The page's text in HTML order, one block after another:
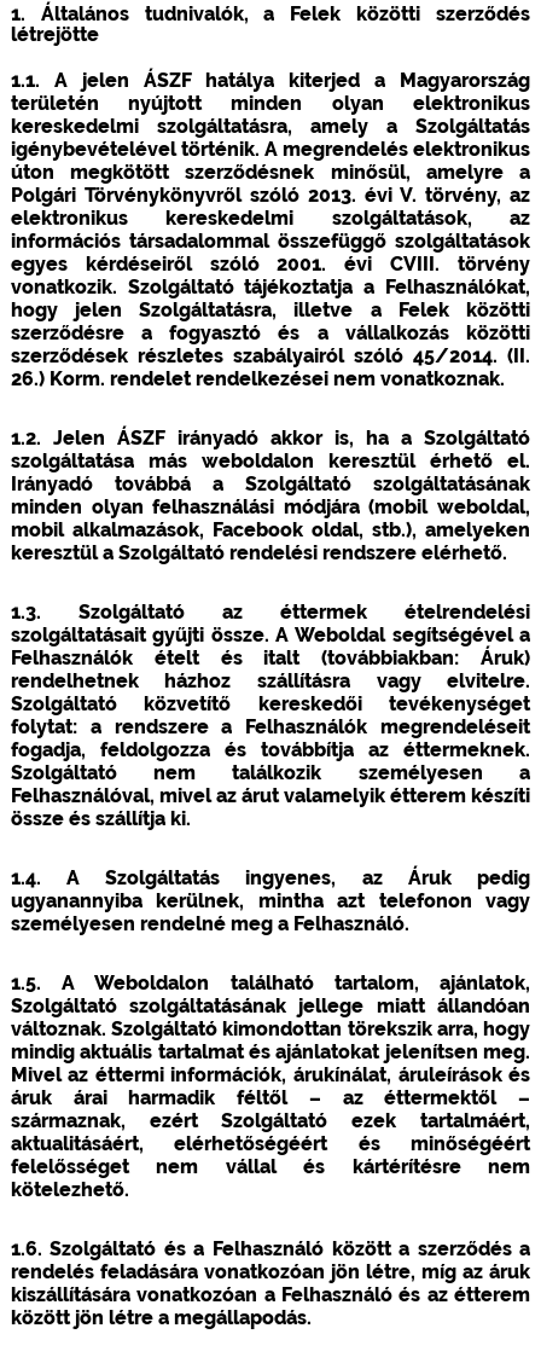
1. Általános tudnivalók, a Felek közötti szerződés
létrejötte
1.1. A jelen ÁSZF hatálya kiterjed a Magyarország
területén nyújtott minden olyan elektronikus
kereskedelmi szolgáltatásra, amely a Szolgáltatás
igénybevételével történik. A megrendelés elektronikus
úton megkötött szerződésnek minősül, amelyre a
Polgári Törvénykönyvről szóló 2013. évi V. törvény, az
elektronikus kereskedelmi szolgáltatások, az
információs társadalommal összefüggő szolgáltatások
egyes kérdéseiről szóló 2001. évi CVIII. törvény
vonatkozik. Szolgáltató tájékoztatja a Felhasználókat,
hogy jelen Szolgáltatásra, illetve a Felek közötti
szerződésre a fogyasztó és a vállalkozás közötti
szerződések részletes szabályairól szóló 45/2014. (II.
26.) Korm. rendelet rendelkezései nem vonatkoznak.
1.2. Jelen ÁSZF irányadó akkor is, ha a Szolgáltató
szolgáltatása más weboldalon keresztül érhető el.
Irányadó továbbá a Szolgáltató szolgáltatásának
minden olyan felhasználási módjára (mobil weboldal,
mobil alkalmazások, Facebook oldal, stb.), amelyeken
keresztül a Szolgáltató rendelési rendszere elérhető.
1.3. Szolgáltató az éttermek ételrendelési
szolgáltatásait gyűjti össze. A Weboldal segítségével a
Felhasználók ételt és italt (továbbiakban: Áruk)
rendelhetnek házhoz szállításra vagy elvitelre.
Szolgáltató közvetítő kereskedői tevékenységet
folytat: a rendszere a Felhasználók megrendeléseit
fogadja, feldolgozza és továbbítja az éttermeknek.
Szolgáltató nem találkozik személyesen a
Felhasználóval, mivel az árut valamelyik étterem készíti
össze és szállítja ki.
1.4. A Szolgáltatás ingyenes, az Áruk pedig
ugyanannyiba kerülnek, mintha azt telefonon vagy
személyesen rendelné meg a Felhasználó.
1.5. A Weboldalon található tartalom, ajánlatok,
Szolgáltató szolgáltatásának jellege miatt állandóan
változnak. Szolgáltató kimondottan törekszik arra, hogy
mindig aktuális tartalmat és ajánlatokat jelenítsen meg.
Mivel az éttermi információk, árukínálat, áruleírások és
áruk árai harmadik féltől – az éttermektől –
származnak, ezért Szolgáltató ezek tartalmáért,
aktualitásáért, elérhetőségéért és minőségéért
felelősséget nem vállal és kártérítésre nem
kötelezhető.
1.6. Szolgáltató és a Felhasználó között a szerződés a
rendelés feladására vonatkozóan jön létre, míg az áruk
kiszállítására vonatkozóan a Felhasználó és az étterem
között jön létre a megállapodás.